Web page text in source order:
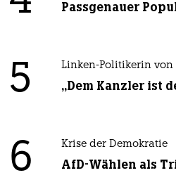
Passgenauer
5 Linken-Politikerin von
„Dem Kanzler ist
6 Krise der Demokratie
AfD-Wählen als